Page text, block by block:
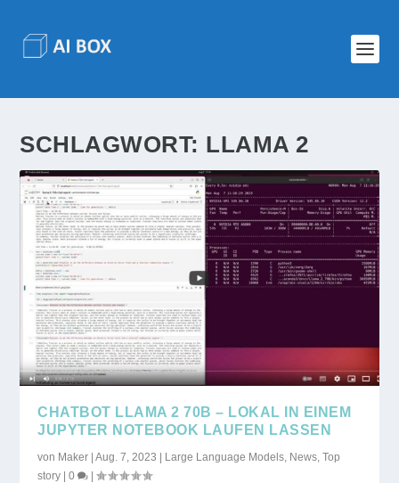
SCHLAGWORT: LLAMA 2
CHATBOT LLAMA 2 70B – LOKAL IN EINEM
JUPYTER NOTEBOOK LAUFEN LASSEN
von Maker |Aug. 7, 2023 | Large Language Models News ,Top
story |0 |